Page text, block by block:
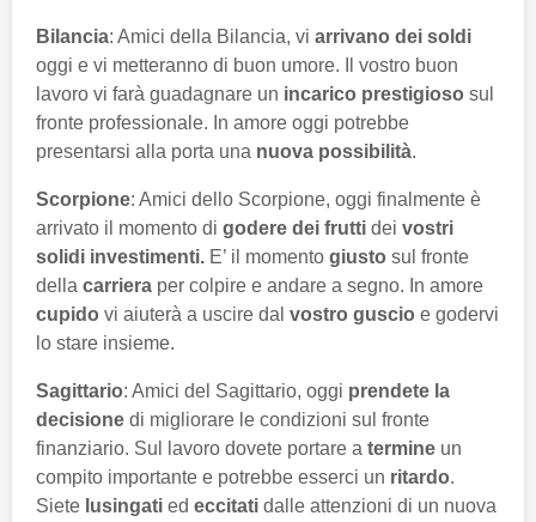
Bilancia: Amici della Bilancia, vi arrivano dei soldi
oggi e vi metteranno di buon umore. Il vostro buon
lavoro vi farà guadagnare un incarico prestigioso sul
fronte professionale. In amore oggi potrebbe
presentarsi alla porta una nuova possibilità.
Scorpione: Amici dello Scorpione, oggi finalmente è
arrivato il momento di godere dei frutti dei vostri
solidi investimenti. E’ il momento giusto sul fronte
della carriera per colpire e andare a segno. In amore
cupido vi aiuterà a uscire dal vostro guscio e godervi
lo stare insieme.
Sagittario: Amici del Sagittario, oggi prendete la
decisione di migliorare le condizioni sul fronte
finanziario. Sul lavoro dovete portare a termine un
compito importante e potrebbe esserci un ritardo.
Siete lusingati ed eccitati dalle attenzioni di un nuova